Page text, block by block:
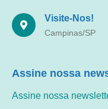
Visite-Nos!
Campinas/SP
Assine nossa
Assine nossa